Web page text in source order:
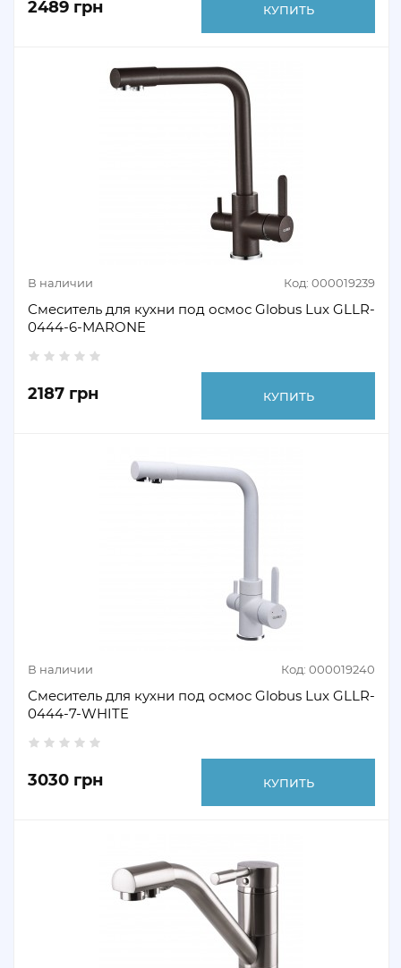
2489 грн КУПИТЬ
В наличии Код: 000019239
Смеситель для кухни под осмос Globus Lux GLLR-
0444-6-MARONE
2187 грн КУПИТЬ
В наличии Код: 000019240
Смеситель для кухни под осмос Globus Lux GLLR-
0444-7-WHITE
3030 грн КУПИТЬ